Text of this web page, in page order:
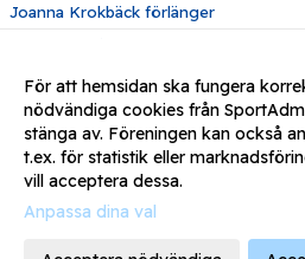
Joanna Krokbäck förlänger
Nora Jönsson fortsätter
Nathalie Litzén förlänger
Leona Larsson-Hjort förlänger
För att hemsidan ska fungera
nödvändiga cookies från
stänga av. Föreningen kan också
t.ex. för statistik eller
vill acceptera dessa.
Anpassa dina val